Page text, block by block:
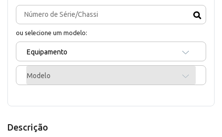
ou selecione um modelo:
Equipamento
Modelo
Descrição